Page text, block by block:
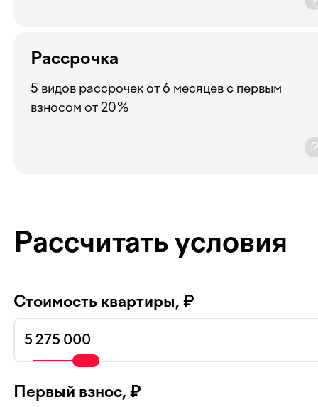
Рассрочка
5 видов рассрочек от 6 месяцев с первым
взносом от 20%
Рассчитать условия
Стоимость квартиры, ₽
Первый взнос, ₽